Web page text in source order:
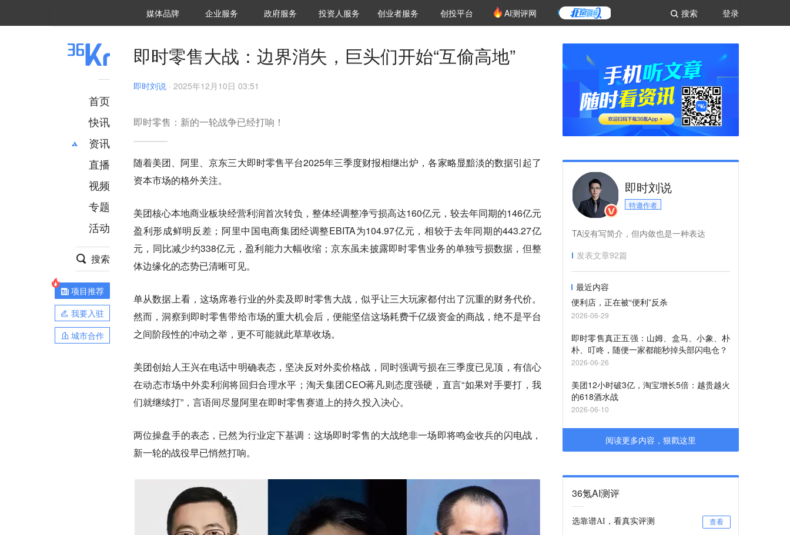
登录
搜索
媒体品牌 36Kr研究院
企业服务 城市之窗
政府服务 VClub投资机构库
投资机构职位推介
投资人服务 创投氪堂
创业者服务 创投平台 AI测评网
首页
快讯
资讯
推荐
财经
项目推荐
安徽
直播
视频
专题
活动
搜索
项目推荐
我要入驻
城市合作
即时零售大战：边界消失，巨头们开始“互偷高地”
即时刘说 · 2025年12月10日 03:51
即时零售：新的一轮战争已经打响！
随着美团、阿里、京东三大即时零售平台2025年三季度财报相继出炉，各家略显黯淡的数据引起了
资本市场的格外关注。
美团核心本地商业板块经营利润首次转负，整体经调整净亏损高达160亿元，较去年同期的146亿元
盈利形成鲜明反差；阿里中国电商集团经调整EBITA为104.97亿元，相较于去年同期的443.27亿
元，同比减少约338亿元‌，盈利能力大幅收缩；京东虽未披露即时零售业务的单独亏损数据，但整
体边缘化的态势已清晰可见。
单从数据上看，这场席卷行业的外卖及即时零售大战，似乎让三大玩家都付出了沉重的财务代价。
然而，洞察到即时零售带给市场的重大机会后，便能坚信这场耗费千亿级资金的商战，绝不是平台
之间阶段性的冲动之举，更不可能就此草草收场。
美团创始人王兴在电话中明确表态，坚决反对外卖价格战，同时强调亏损在三季度已见顶，有信心
在动态市场中外卖利润将回归合理水平；淘天集团CEO蒋凡则态度强硬，直言“如果对手要打，我
们就继续打”，言语间尽显阿里在即时零售赛道上的持久投入决心。
两位操盘手的表态，已然为行业定下基调： 这场即时零售的大战绝非一场即将鸣金收兵的闪电战，
新一轮的战役早已悄然打响。
即时刘说
特邀作者
TA没有写简介，但内敛也是一种表达
发表文章92篇
最近内容
便利店，正在被“便利”反杀
2026-06-29
即时零售真正五强：山姆、盒马、小象、朴
朴、叮咚，随便一家都能秒掉头部闪电仓？
2026-06-26
美团12小时破3亿，淘宝增长5倍：越贵越火
的618酒水战
2026-06-10
阅读更多内容，狠戳这里
36氪AI测评
选靠谱AI，看真实评测 查看